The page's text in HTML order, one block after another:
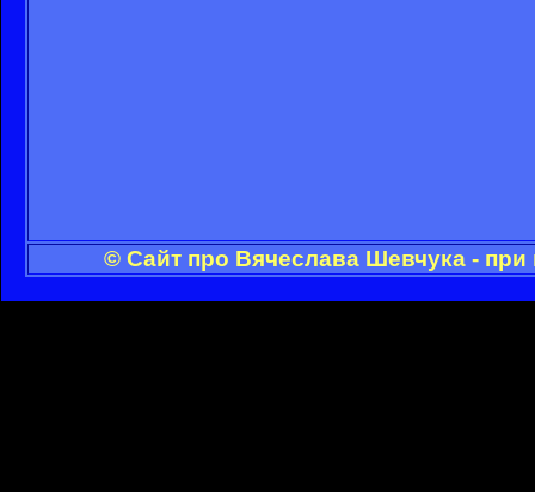
© Сайт про Вячеслава Шевчука -